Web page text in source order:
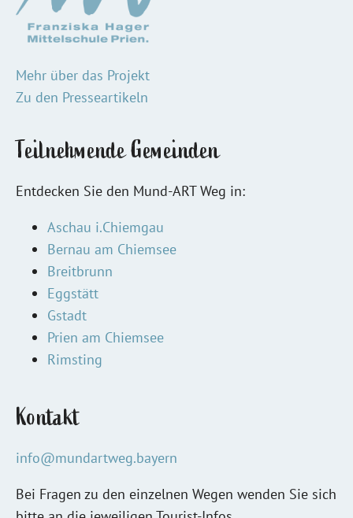
Mehr über das Projekt
Zu den Presseartikeln
Teilnehmende Gemeinden
Entdecken Sie den Mund-ART Weg in:
Aschau i.Chiemgau
Bernau am Chiemsee
Breitbrunn
Eggstätt
Gstadt
Prien am Chiemsee
Rimsting
Kontakt
info@mundartweg.bayern
Bei Fragen zu den einzelnen Wegen wenden Sie sich